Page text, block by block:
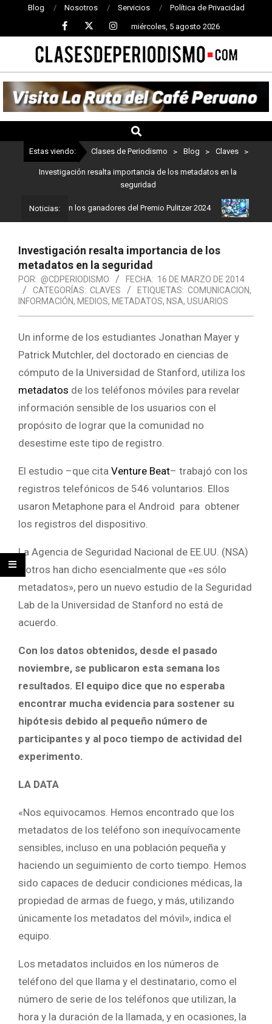
Blog Nosotros Servicios Política de Privacidad
miércoles, 5 agosto 2026
CLASES
DE
PERIODISMO
Estas viendo: Clases de Periodismo > Blog > Claves >
Investigación resalta importancia de los metadatos en la
seguridad
Noticias:
Estos son los ganadores del Premio Pulitzer 2024
Investigación resalta importancia de los
metadatos en la seguridad
POR: @CDPERIODISMO FECHA: 16 DE MARZO DE 2014
CATEGORÍAS: CLAVES ETIQUETAS: COMUNICACION,
INFORMACIÓN, MEDIOS, METADATOS, NSA, USUARIOS
Un informe de los estudiantes Jonathan Mayer y
Patrick Mutchler, del doctorado en ciencias de
cómputo de la Universidad de Stanford, utiliza los
metadatos de los teléfonos móviles para revelar
información sensible de los usuarios con el
propósito de lograr que la comunidad no
desestime este tipo de registro.
El estudio –que cita Venture Beat– trabajó con los
registros telefónicos de 546 voluntarios. Ellos
usaron Metaphone para el Android para obtener
los registros del dispositivo.
La Agencia de Seguridad Nacional de EE.UU. (NSA)
y otros han dicho esencialmente que «es sólo
metadatos», pero un nuevo estudio de la Seguridad
Lab de la Universidad de Stanford no está de
acuerdo.
Con los datos obtenidos, desde el pasado
noviembre, se publicaron esta semana los
resultados. El equipo dice que no esperaba
encontrar mucha evidencia para sostener su
hipótesis debido al pequeño número de
participantes y al poco tiempo de actividad del
experimento.
LA DATA
«Nos equivocamos. Hemos encontrado que los
metadatos de los teléfono son inequívocamente
sensibles, incluso en una población pequeña y
haciendo un seguimiento de corto tiempo. Hemos
sido capaces de deducir condiciones médicas, la
propiedad de armas de fuego, y más, utilizando
únicamente los metadatos del móvil», indica el
equipo.
Los metadatos incluidos en los números de
teléfono del que llama y el destinatario, como el
número de serie de los teléfonos que utilizan, la
hora y la duración de la llamada, y en ocasiones, la